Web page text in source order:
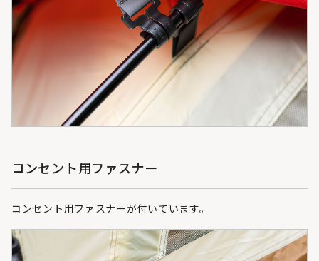
コンセント用ファスナー
コンセント用ファスナーが付いています。